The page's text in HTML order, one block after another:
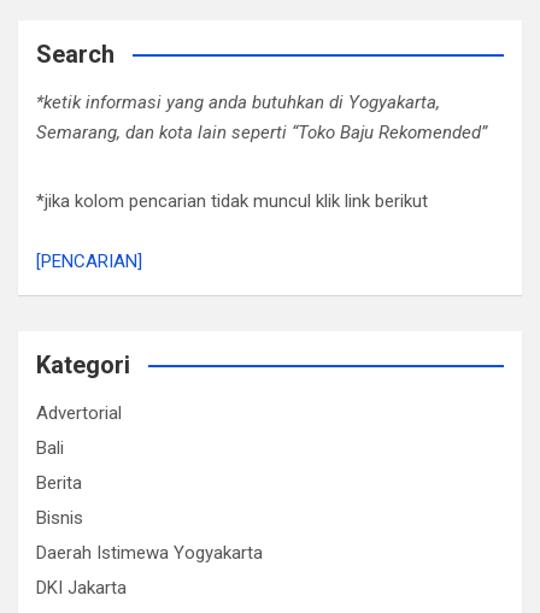
Search
*ketik informasi yang anda butuhkan di Yogyakarta,
Semarang, dan kota lain seperti “Toko Baju Rekomended”
*jika kolom pencarian tidak muncul klik link berikut
[PENCARIAN]
Kategori
Advertorial
Bali
Berita
Bisnis
Daerah Istimewa Yogyakarta
DKI Jakarta